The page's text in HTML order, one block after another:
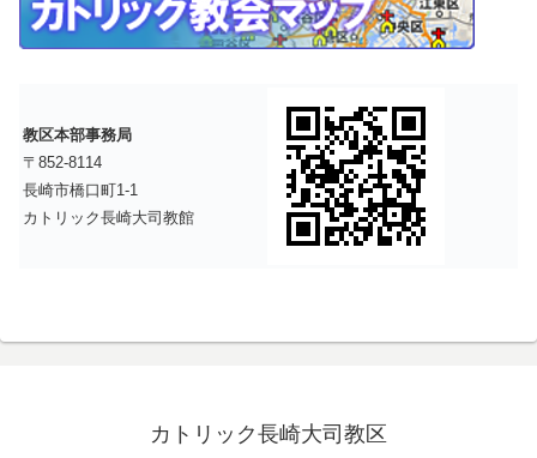
教区本部事務局
〒852-8114
長崎市橋口町1-1
カトリック長崎大司教館
カトリック長崎大司教区